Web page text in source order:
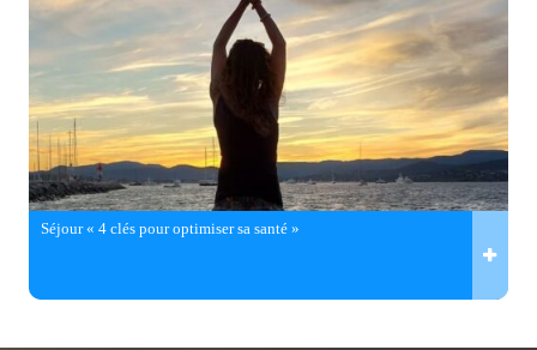
Séjour « 4 clés pour optimiser sa santé »